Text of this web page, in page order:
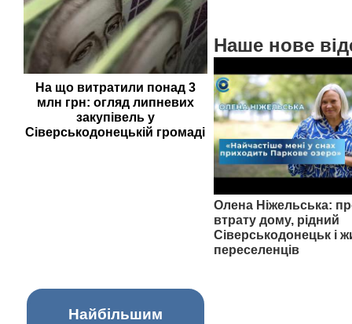
На що витратили понад 3
млн грн: огляд липневих
закупівель у
Сіверськодонецькій громаді
Наше нове
Олена Ніжельська:
втрату дому, рідний
Сіверськодонецьк і
переселенців
Найбільшим